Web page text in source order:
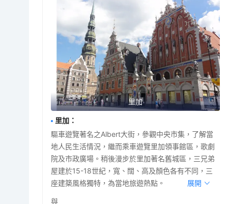
里加
里加 ：
驅車遊覽著名之Albert大街，參觀中央市集，了解當
地人民生活情況，繼而乘車遊覽里加領事館區，歌劇
院及市政廣場。稍後漫步於里加著名舊城區，三兄弟
屋建於15-18世紀，寬、闊、高及顏色各有不同，三
座建築風格獨特，為當地旅遊熱點。
展開
與